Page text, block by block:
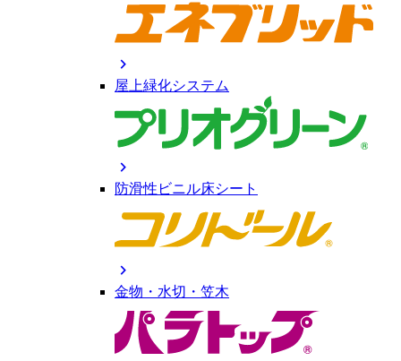
chevron_right
屋上緑化システム
chevron_right
防滑性ビニル床シート
chevron_right
金物・水切・笠木